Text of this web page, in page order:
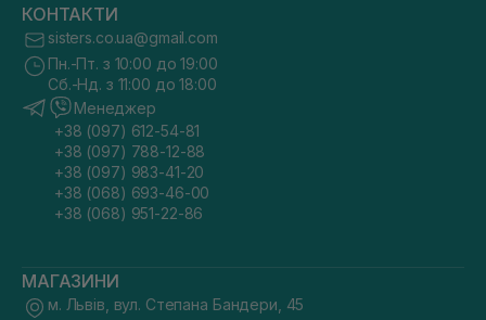
КОНТАКТИ
sisters.co.ua@gmail.com
Пн.-Пт. з 10:00 до 19:00
Сб.-Нд. з 11:00 до 18:00
Менеджер
+38 (097) 612-54-81
+38 (097) 788-12-88
+38 (097) 983-41-20
+38 (068) 693-46-00
+38 (068) 951-22-86
МАГАЗИНИ
м. Львів, вул. Степана Бандери, 45